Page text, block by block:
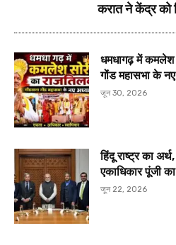
करात ने केंद्र को
धमधागढ़ में कमलेश
गोंड महासभा के नए
जून 30, 2026
हिंदू राष्ट्र का
एकाधिकार पूंजी
जून 22, 2026